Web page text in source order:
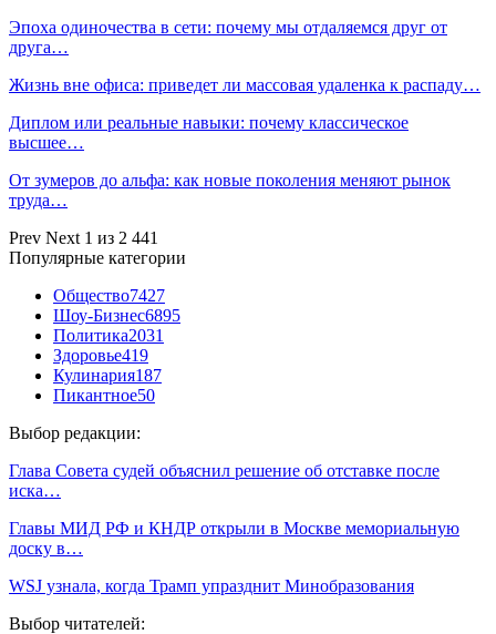
Эпоха одиночества в сети: почему мы отдаляемся друг от
друга…
Жизнь вне офиса: приведет ли массовая удаленка к распаду…
Диплом или реальные навыки: почему классическое
высшее…
От зумеров до альфа: как новые поколения меняют рынок
труда…
Prev Next 1 из 2 441
Популярные категории
Общество7427
Шоу-Бизнес6895
Политика2031
Здоровье419
Кулинария187
Пикантное50
Выбор редакции:
Глава Совета судей объяснил решение об отставке после
иска…
Главы МИД РФ и КНДР открыли в Москве мемориальную
доску в…
WSJ узнала, когда Трамп упразднит Минобразования
Выбор читателей: